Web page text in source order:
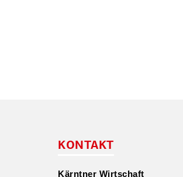
KONTAKT
Kärntner Wirtschaft